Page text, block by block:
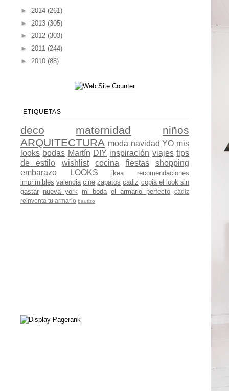
► 2014 (261)
► 2013 (305)
► 2012 (303)
► 2011 (244)
► 2010 (88)
ETIQUETAS
deco maternidad
niños
ARQUITECTURA moda navidad YO mis
looks bodas Martín DIY inspiración viajes tips
de estilo
wishlist cocina fiestas
shopping
embarazo
LOOKS ikea
recomendaciones
imprimibles valencia cine zapatos cadiz copia el look sin
gastar nueva york mi boda el armario perfecto
cádiz
reinventa tu armario bautizo